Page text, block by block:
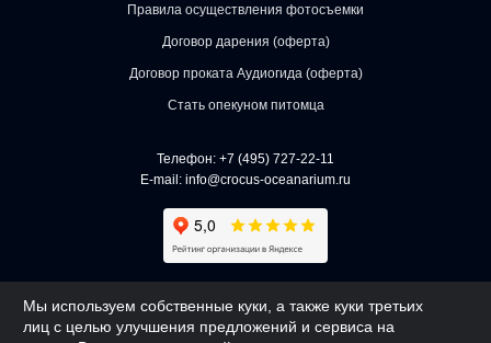
Правила осуществления фотосъемки
Договор дарения (оферта)
Договор проката Аудиогида (оферта)
Стать опекуном питомца
Телефон: +7 (495) 727-22-11
E-mail: info@crocus-oceanarium.ru
АО «КРОКУС» 2018 - 2026 | ОГРН 1027700257023
Создано
Мы используем собственные куки, а также куки третьих
лиц с целью улучшения предложений и сервиса на